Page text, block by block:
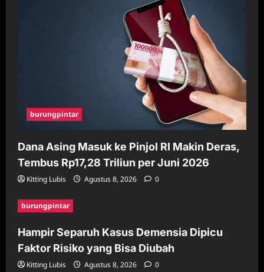
burungpintar
Dana Asing Masuk ke Pinjol RI Makin Deras,
Tembus Rp17,28 Triliun per Juni 2026
Kitting Lubis Agustus 8, 2026 0
burungpintar
Hampir Separuh Kasus Demensia Dipicu
Faktor Risiko yang Bisa Diubah
Kitting Lubis Agustus 8, 2026 0